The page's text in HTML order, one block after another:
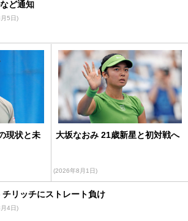
ど通知
5日)
現状と未
大坂なおみ 21歳新星と初対戦へ
(2026年8月1日)
チリッチにストレート負け
4日)